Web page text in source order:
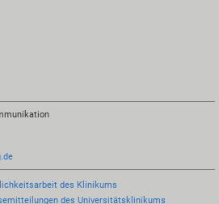
des Klinikums
des Universitätsklinikums